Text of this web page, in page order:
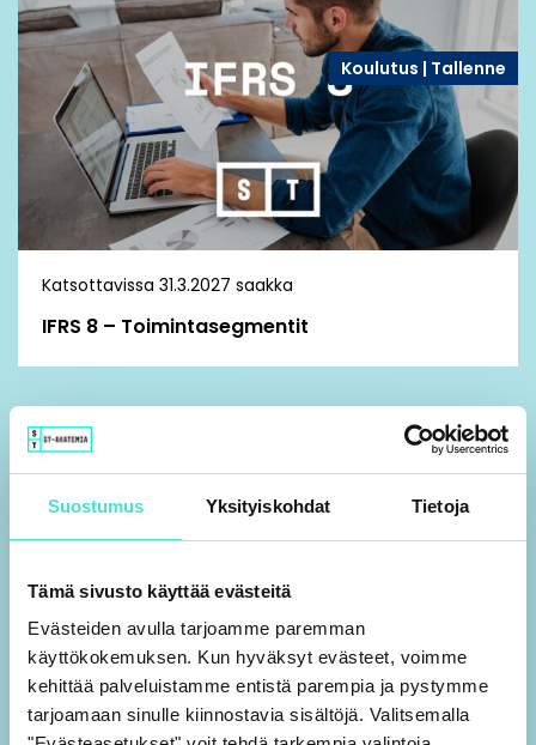
Suostumus Yksityiskohdat Tietoja
Tämä sivusto käyttää evästeitä
Evästeiden avulla tarjoamme paremman
käyttökokemuksen. Kun hyväksyt evästeet, voimme
kehittää palveluistamme entistä parempia ja pystymme
tarjoamaan sinulle kiinnostavia sisältöjä. Valitsemalla
Koulutus | Tallenne
Katsottavissa 31.3.2027 saakka
IFRS 8 – Toimintasegmentit
Konsernitilinpäätös
Koulutus | Tallenne